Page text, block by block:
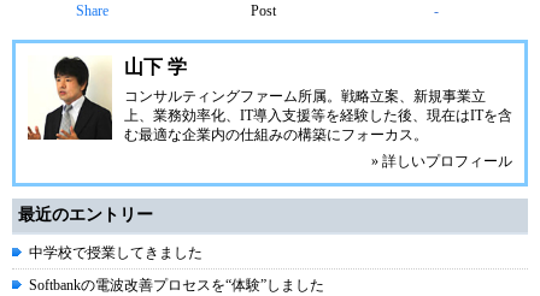
Share Post -
山下 学
コンサルティングファーム所属。戦略立案、新規事業立
上、業務効率化、IT導入支援等を経験した後、現在はITを含
む最適な企業内の仕組みの構築にフォーカス。
» 詳しいプロフィール
最近のエントリー
中学校で授業してきました
Softbankの電波改善プロセスを“体験”しました